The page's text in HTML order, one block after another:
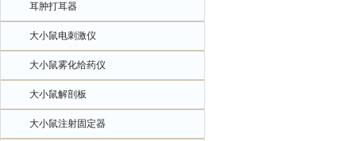
耳肿打耳器
大小鼠电刺激仪
大小鼠雾化给药仪
大小鼠解剖板
大小鼠注射固定器